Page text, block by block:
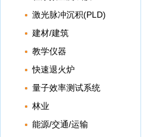
激光脉冲沉积(PLD)
建材/建筑
教学仪器
快速退火炉
量子效率测试系统
林业
能源/交通/运输